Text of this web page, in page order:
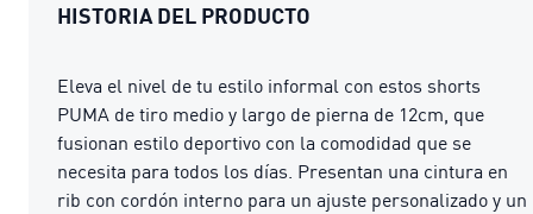
HISTORIA DEL PRODUCTO
Eleva el nivel de tu estilo informal con estos shorts
PUMA de tiro medio y largo de pierna de 12cm, que
fusionan estilo deportivo con la comodidad que se
necesita para todos los días. Presentan una cintura en
rib con cordón interno para un ajuste personalizado y un